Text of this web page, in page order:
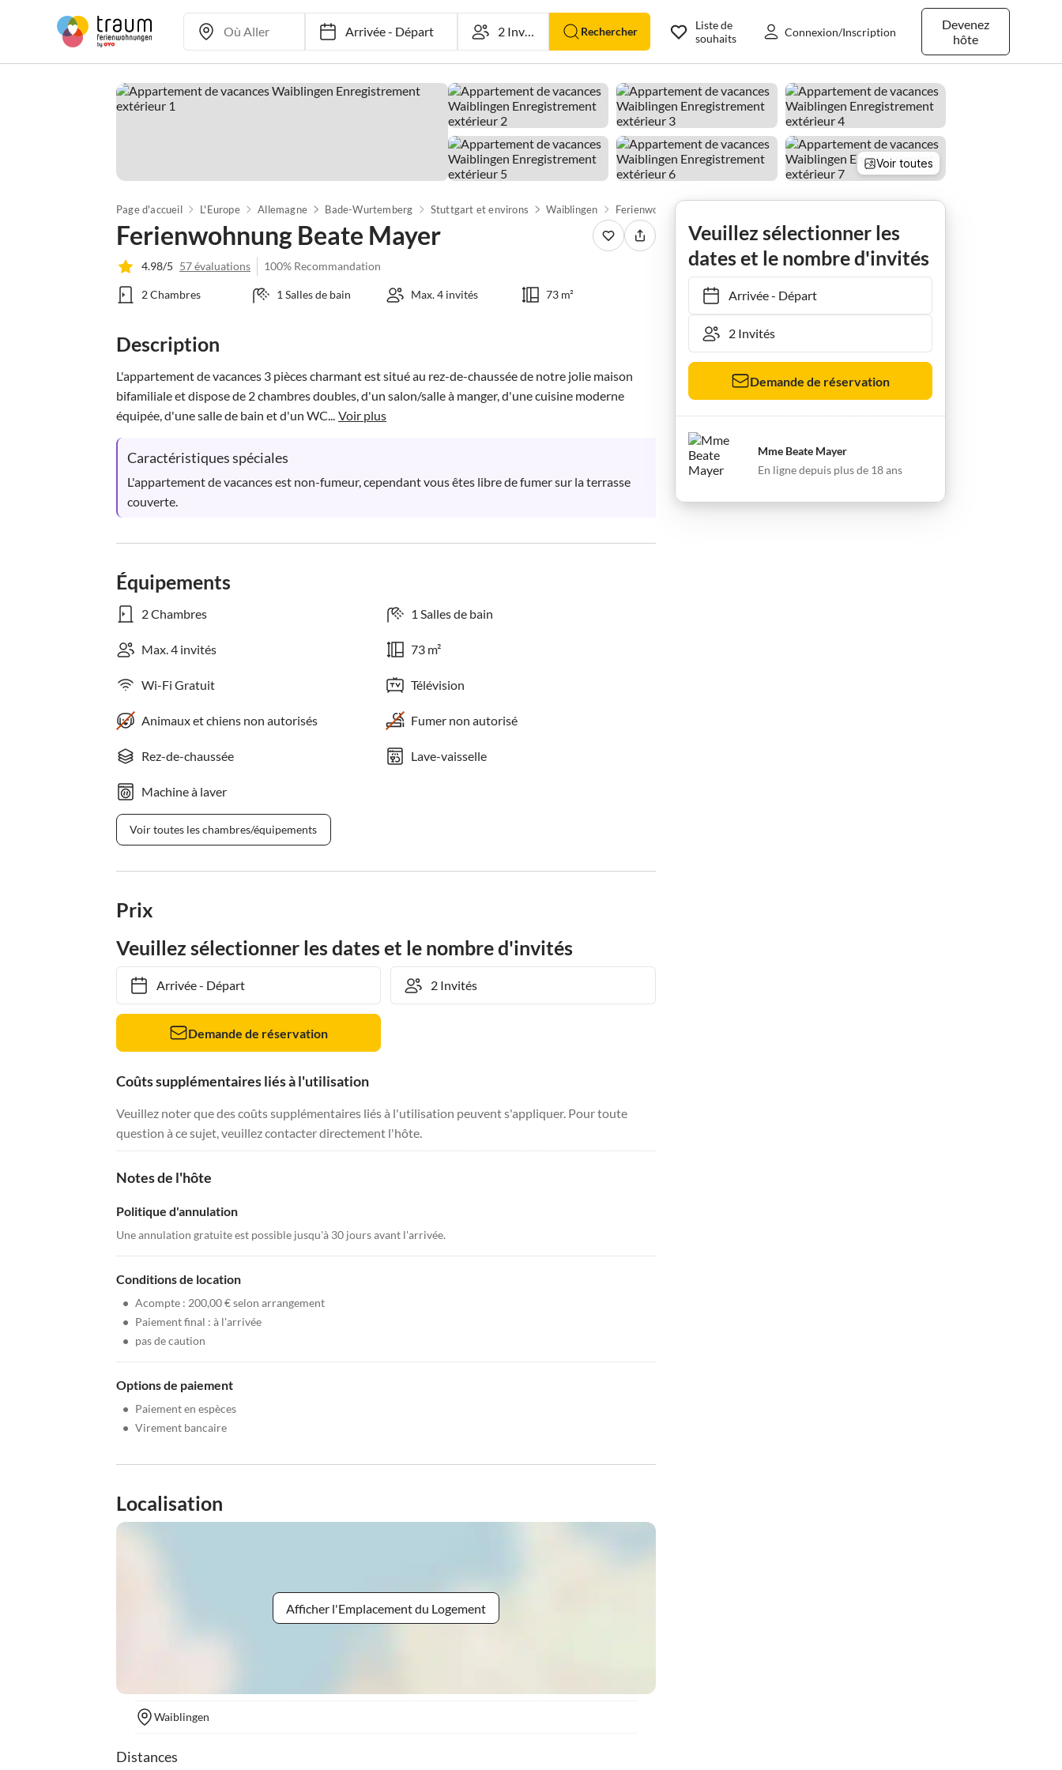
Arrivée-Départ Rechercher
Devenez
hôte
Liste de
souhaits
Connexion/Inscription
Voir toutes
Page d'accueil L'Europe Allemagne Bade-Wurtemberg Stuttgart et environs Waiblingen Ferienwohnung Beate Mayer
Ferienwohnung Beate Mayer
4.98/5 57 évaluations 100% Recommandation
2 Chambres 1 Salles de bain Max. 4 invités 73 m²
Description
L'appartement de vacances 3 pièces charmant est situé au rez-de-chaussée de notre jolie maison
bifamiliale et dispose de 2 chambres doubles, d'un salon/salle à manger, d'une cuisine moderne
équipée, d'une salle de bain et d'un WC... Voir plus
Caractéristiques spéciales
L'appartement de vacances est non-fumeur, cependant vous êtes libre de fumer sur la terrasse
couverte.
Équipements
2 Chambres 1 Salles de bain
Max. 4 invités 73 m²
Wi-Fi Gratuit Télévision
Animaux et chiens non autorisés Fumer non autorisé
Rez-de-chaussée Lave-vaisselle
Machine à laver
Voir toutes les chambres/équipements
Prix
Veuillez sélectionner les dates et le nombre d'invités
Arrivée- Départ
Demande de réservation
Coûts supplémentaires liés à l'utilisation
Veuillez noter que des coûts supplémentaires liés à l'utilisation peuvent s'appliquer. Pour toute
question à ce sujet, veuillez contacter directement l'hôte.
Notes de l'hôte
Politique d'annulation
Une annulation gratuite est possible jusqu'à 30 jours avant l'arrivée.
Conditions de location
• Acompte : 200,00 € selon arrangement
• Paiement final : à l'arrivée
• pas de caution
Options de paiement
• Paiement en espèces
• Virement bancaire
Localisation
Afficher l'Emplacement du Logement
Waiblingen
Distances
Veuillez sélectionner les
dates et le nombre d'invités
Arrivée- Départ
Demande de réservation
Mme Beate Mayer
En ligne depuis plus de 18 ans